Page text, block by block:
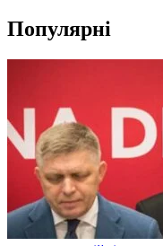
Популярні